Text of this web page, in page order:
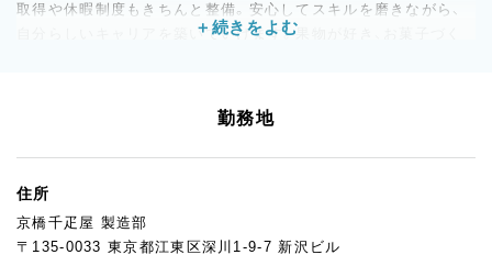
取得や休暇制度もきちんと整備。安心してスキルを磨きながら、
自分らしいキャリアを築いていけます。果物が好き、お菓子づく
勤務地
住所
京橋千疋屋 製造部
〒135-0033 東京都江東区深川1-9-7 新沢ビル